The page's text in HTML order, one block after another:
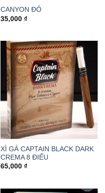
CANYON ĐỎ
35,000 ₫
XÌ GÀ CAPTAIN BLACK DARK
CREMA 8 ĐIẾU
65,000 ₫